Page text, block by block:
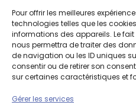
Pour offrir les meilleures
technologies telles que les
informations des appareils. Le
nous permettra de traiter des
de navigation ou les ID uniques
consentir ou de retirer son
sur certaines caractéristiques et
Gérer les services